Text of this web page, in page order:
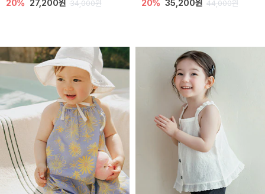
20% 27,200원 34,000원 20% 35,200원 44,000원